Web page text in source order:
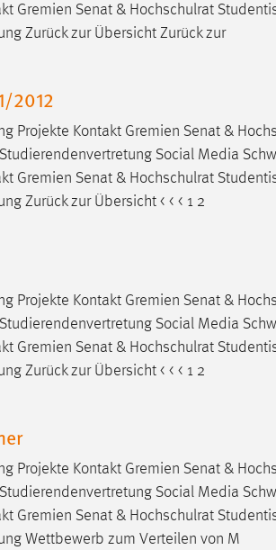
Gremien Senat & Hochschulrat
Zurück zur Übersicht Zurück zur
2012
Projekte Kontakt Gremien Senat &
Social Media
Gremien Senat & Hochschulrat
Zurück zur Übersicht < < < 1 2
Projekte Kontakt Gremien Senat &
Social Media
Gremien Senat & Hochschulrat
Zurück zur Übersicht < < < 1 2
Projekte Kontakt Gremien Senat &
Social Media
Gremien Senat & Hochschulrat
Wettbewerb zum Verteilen von M
Chatfunktion
chat-frame-
=
= 3
um sich an
zu können.
anonym.
verstehen, wie